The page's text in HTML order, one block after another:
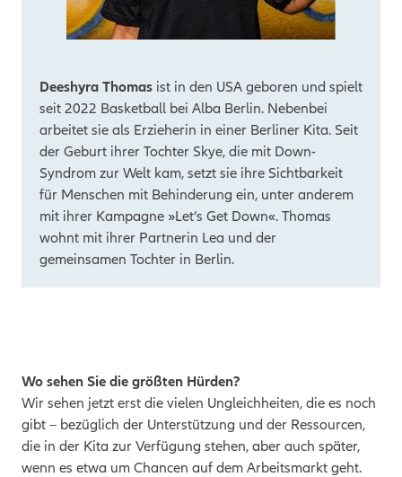
Deeshyra Thomas ist in den USA geboren und spielt
seit 2022 Basketball bei Alba Berlin. Nebenbei
arbeitet sie als Erzieherin in einer Berliner Kita. Seit
der Geburt ihrer Tochter Skye, die mit Down-
Syndrom zur Welt kam, setzt sie ihre Sichtbarkeit
für Menschen mit Behinderung ein, unter anderem
mit ihrer Kampagne »Let’s Get Down«. Thomas
wohnt mit ihrer Partnerin Lea und der
gemeinsamen Tochter in Berlin.
Wo sehen Sie die größten Hürden?
Wir sehen jetzt erst die vielen Ungleichheiten, die es noch
gibt – bezüglich der Unterstützung und der Ressourcen,
die in der Kita zur Verfügung stehen, aber auch später,
wenn es etwa um Chancen auf dem Arbeitsmarkt geht.